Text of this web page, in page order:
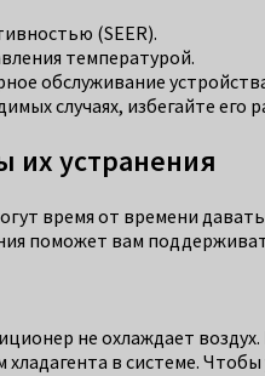
(SEER).
температурой.
обслуживание
случаях, избегайте
их устранения
время от времени
поможет вам
не охлаждает
в системе.